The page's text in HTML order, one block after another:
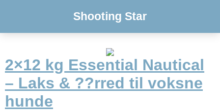
Shooting Star
2×12 kg Essential Nautical
– Laks & ??rred til voksne
hunde